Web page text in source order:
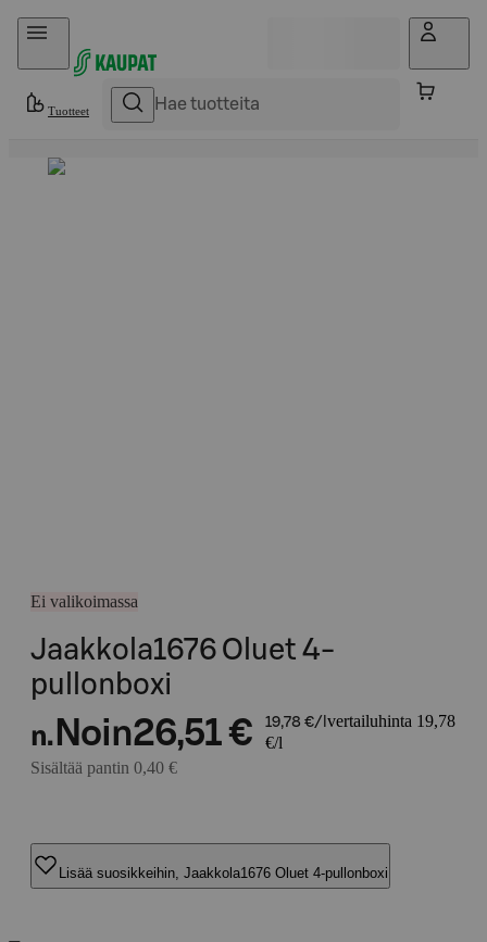
Hyppää sisältöön
Tuotteet
Ei valikoimassa
Jaakkola1676 Oluet 4-
pullonboxi
n. Noin26,51 € 19,78 €/l vertailuhinta 19,78
€/l
Sisältää pantin 0,40 €
Lisää suosikkeihin, Jaakkola1676 Oluet 4-pullonboxi